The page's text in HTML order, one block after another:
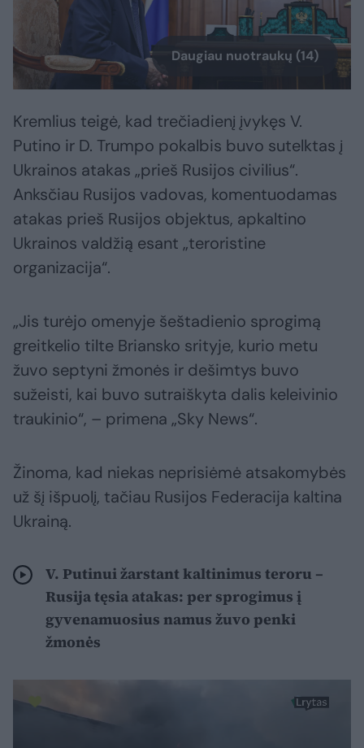
Daugiau nuotraukų (14)
Kremlius teigė, kad trečiadienį įvykęs V.
Putino ir D. Trumpo pokalbis buvo sutelktas į
Ukrainos atakas „prieš Rusijos civilius“.
Anksčiau Rusijos vadovas, komentuodamas
atakas prieš Rusijos objektus, apkaltino
Ukrainos valdžią esant „teroristine
organizacija“.
„Jis turėjo omenyje šeštadienio sprogimą
greitkelio tilte Briansko srityje, kurio metu
žuvo septyni žmonės ir dešimtys buvo
sužeisti, kai buvo sutraiškyta dalis keleivinio
traukinio“, – primena „Sky News“.
Žinoma, kad niekas neprisiėmė atsakomybės
už šį išpuolį, tačiau Rusijos Federacija kaltina
Ukrainą.
V. Putinui žarstant kaltinimus teroru –
Rusija tęsia atakas: per sprogimus į
gyvenamuosius namus žuvo penki
žmonės